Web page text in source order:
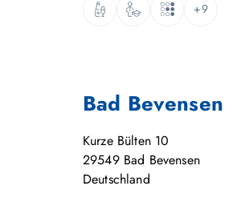
+9
Bad Bevensen
Kurze Bülten 10
29549 Bad Bevensen
Deutschland